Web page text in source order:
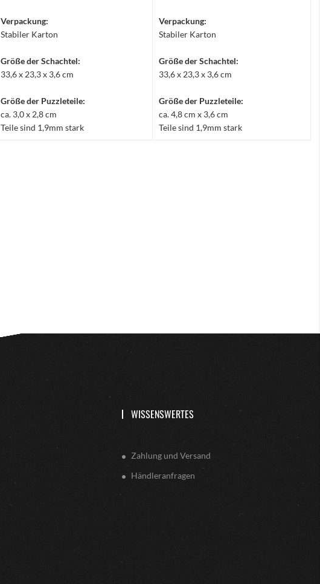
Verpackung:
Stabiler Karton
Größe der Schachtel:
33,6 x 23,3 x 3,6 cm
Größe der Puzzleteile:
ca. 3,0 x 2,8 cm
Teile sind 1,9mm stark
Verpackung:
Stabiler Karton
Größe der Schachtel:
33,6 x 23,3 x 3,6 cm
Größe der Puzzleteile:
ca. 4,8 cm x 3,6 cm
Teile sind 1,9mm stark
WISSENSWERTES
Zahlung und Versand
Händleranfragen